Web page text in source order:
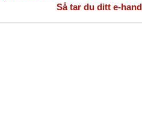
Så tar du ditt e-